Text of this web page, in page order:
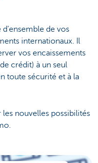
d'ensemble de vos
internationaux. Il
vos encaissements
crédit) à un seul
toute sécurité et à la
nouvelles possibilités